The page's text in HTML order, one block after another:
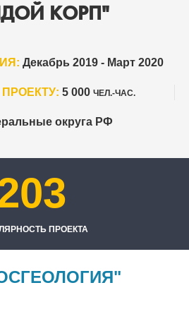
КОРП"
Декабрь 2019 - Март 2020
5 000 ЧЕЛ.-ЧАС.
округа РФ
ПРОЕКТА